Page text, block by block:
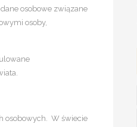
osobowe związane
osoby,
osobowych. W świecie